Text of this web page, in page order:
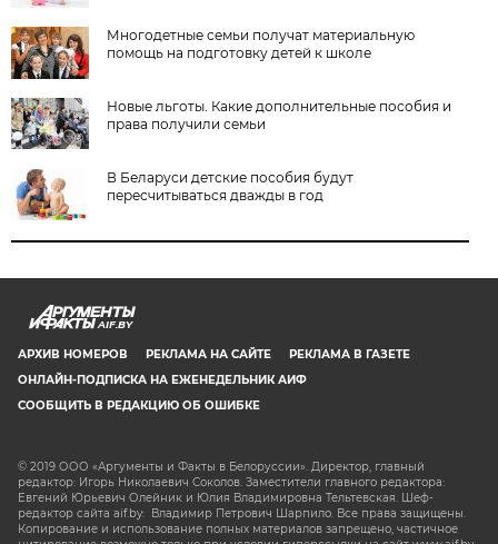
Многодетные семьи получат материальную
помощь на подготовку детей к школе
Новые льготы. Какие дополнительные пособия и
права получили семьи
В Беларуси детские пособия будут
пересчитываться дважды в год
AIF.BY
АРХИВ НОМЕРОВ РЕКЛАМА НА САЙТЕ
РЕКЛАМА В ГАЗЕТЕ
ОНЛАЙН-ПОДПИСКА НА ЕЖЕНЕДЕЛЬНИК АИФ
СООБЩИТЬ В РЕДАКЦИЮ ОБ ОШИБКЕ
© 2019 ООО «Аргументы и Факты в Белоруссии». Директор, главный
редактор: Игорь Николаевич Соколов. Заместители главного редактора:
Евгений Юрьевич Олейник и Юлия Владимировна Тельтевская. Шеф-
редактор сайта aif.by: Владимир Петрович Шарпило. Все права защищены.
Копирование и использование полных материалов запрещено, частичное